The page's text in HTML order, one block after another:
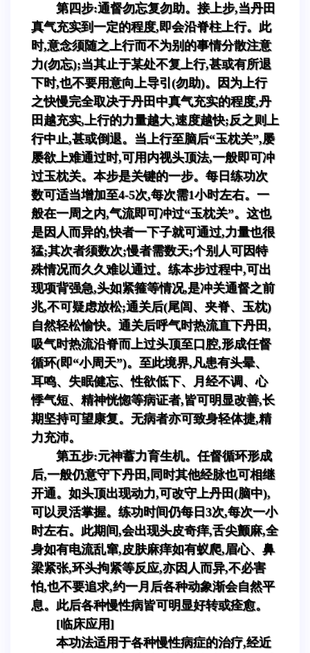
第四步:通督勿忘复勿助。接上步,当丹田
真气充实到一定的程度,即会沿脊柱上行。此
时,意念须随之上行而不为别的事情分散注意
力(勿忘);当其止于某处不复上行,甚或有所退
下时,也不要用意向上导引(勿助)。因为上行
之快慢完全取决于丹田中真气充实的程度,丹
田越充实,上行的力量越大,速度越快;反之则上
行中止,甚或倒退。当上行至脑后“玉枕关”,屡
屡欲上难通过时,可用内视头顶法,一般即可冲
过玉枕关。本步是关键的一步。每日练功次
数可适当增加至4-5次,每次需1小时左右。一
般在一周之内,气流即可冲过“玉枕关”。这也
是因人而异的,快者一下子就可通过,力量也很
猛;其次者须数次;慢者需数天;个别人可因特
殊情况而久久难以通过。练本步过程中,可出
现项背强急,头如紧箍等情况,是冲关通督之前
兆,不可疑虑放松;通关后(尾闾、夹脊、玉枕)
自然轻松愉快。通关后呼气时热流直下丹田,
吸气时热流沿脊而上过头顶至口腔,形成任督
循环(即“小周天”)。至此境界,凡患有头晕、
耳鸣、失眠健忘、性欲低下、月经不调、心
悸气短、精神恍惚等病证者,皆可明显改善,长
期坚持可望康复。无病者亦可致身轻体捷,精
力充沛。
第五步:元神蓄力育生机。任督循环形成
后,一般仍意守下丹田,同时其他经脉也可相继
开通。如头顶出现动力,可改守上丹田(脑中),
可以灵活掌握。练功时间仍每日3次,每次一小
时左右。此期间,会出现头皮奇痒,舌尖颤麻,全
身如有电流乱窜,皮肤麻痒如有蚁爬,眉心、鼻
梁紧张,环头拘紧等反应,亦因人而异,不必害
怕,也不要追求,约一月后各种动象渐会自然平
息。此后各种慢性病皆可明显好转或痊愈。
[临床应用]
本功法适用于各种慢性病症的治疗,经近